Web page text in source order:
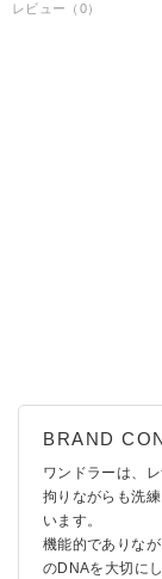
ワンドラーは、
拘りながらも洗
います。
機能的でありな
のDNAを大切に